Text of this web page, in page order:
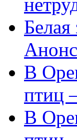
Белая
В
птиц
В